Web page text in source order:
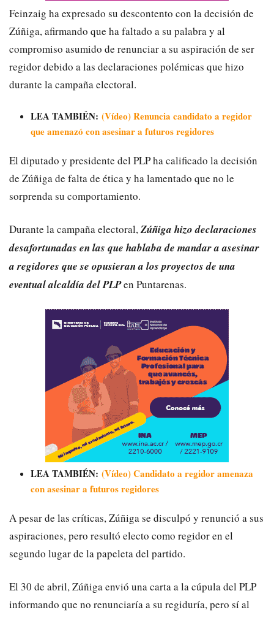
Feinzaig ha expresado su descontento con la decisión de
Zúñiga, afirmando que ha faltado a su palabra y al
compromiso asumido de renunciar a su aspiración de ser
regidor debido a las declaraciones polémicas que hizo
durante la campaña electoral.
LEA TAMBIÉN: (Vídeo) Renuncia candidato a regidor
que amenazó con asesinar a futuros regidores
El diputado y presidente del PLP ha calificado la decisión
de Zúñiga de falta de ética y ha lamentado que no le
sorprenda su comportamiento.
Durante la campaña electoral,Zúñiga hizo declaraciones
desafortunadas en las que hablaba de mandar a asesinar
a regidores que se opusieran a los proyectos de una
eventual alcaldía del PLPen Puntarenas.
LEA TAMBIÉN: (Vídeo) Candidato a regidor amenaza
con asesinar a futuros regidores
A pesar de las críticas, Zúñiga se disculpó y renunció a sus
aspiraciones, pero resultó electo como regidor en el
segundo lugar de la papeleta del partido.
El 30 de abril, Zúñiga envió una carta a la cúpula del PLP
informando que no renunciaría a su regiduría, pero sí al